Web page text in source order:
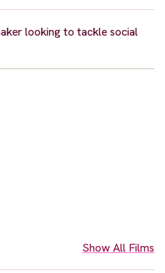
looking to tackle social
Show All Films